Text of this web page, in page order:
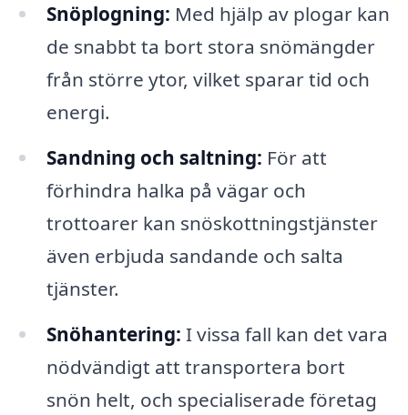
Snöplogning: Med hjälp av plogar kan
de snabbt ta bort stora snömängder
från större ytor, vilket sparar tid och
energi.
Sandning och saltning: För att
förhindra halka på vägar och
trottoarer kan snöskottningstjänster
även erbjuda sandande och salta
tjänster.
Snöhantering: I vissa fall kan det vara
nödvändigt att transportera bort
snön helt, och specialiserade företag